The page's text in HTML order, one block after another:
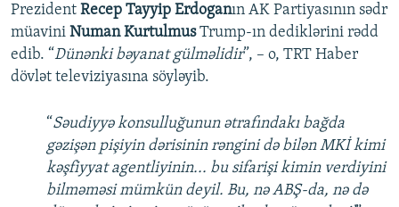
Prezident Recep Tayyip Erdoganın AK Partiyasının sədr
müavini Numan KurtulmusTrump-ın dediklərini rədd
edib. “Dünənki bəyanat gülməlidir”, – o, TRT Haber
dövlət televiziyasına söyləyib.
​“Səudiyyə konsulluğunun ətrafındakı bağda
gəzişən pişiyin dərisinin rəngini də bilən MKİ kimi
kəşfiyyat agentliyinin... bu sifarişi kimin verdiyini
bilməməsi mümkün deyil. Bu, nə ABŞ-da, nə də